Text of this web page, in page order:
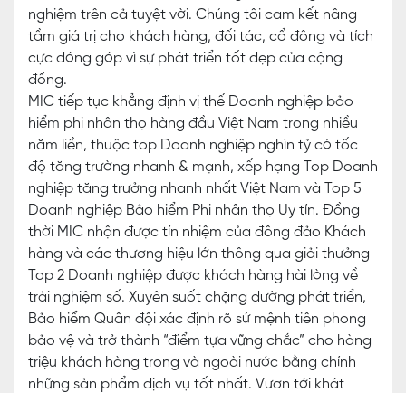
nghiệm trên cả tuyệt vời. Chúng tôi cam kết nâng
tầm giá trị cho khách hàng, đối tác, cổ đông và tích
cực đóng góp vì sự phát triển tốt đẹp của cộng
đồng.
MIC tiếp tục khẳng định vị thế Doanh nghiệp bảo
hiểm phi nhân thọ hàng đầu Việt Nam trong nhiều
năm liền, thuộc top Doanh nghiệp nghìn tỷ có tốc
độ tăng trường nhanh & mạnh, xếp hạng Top Doanh
nghiệp tăng trưởng nhanh nhất Việt Nam và Top 5
Doanh nghiệp Bảo hiểm Phi nhân thọ Uy tín. Đồng
thời MIC nhận được tín nhiệm của đông đảo Khách
hàng và các thương hiệu lớn thông qua giải thưởng
Top 2 Doanh nghiệp được khách hàng hài lòng về
trải nghiệm số. Xuyên suốt chặng đường phát triển,
Bảo hiểm Quân đội xác định rõ sứ mệnh tiên phong
bảo vệ và trở thành “điểm tựa vững chắc” cho hàng
triệu khách hàng trong và ngoài nước bằng chính
những sản phẩm dịch vụ tốt nhất. Vươn tới khát